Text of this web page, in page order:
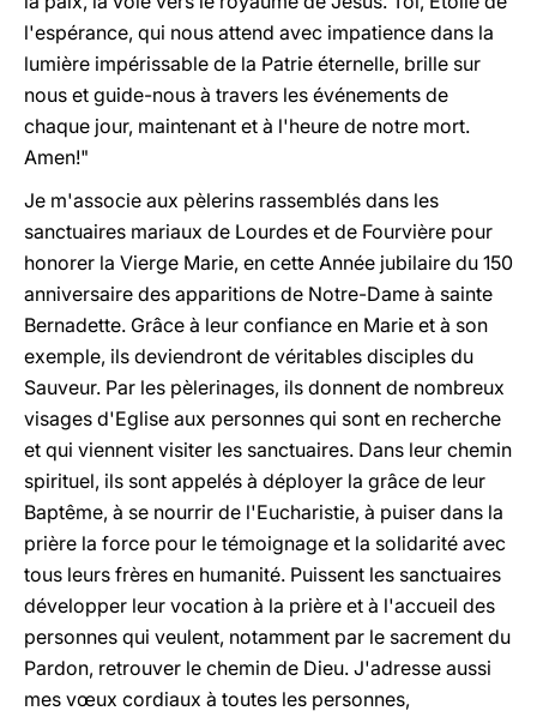
l'espérance, qui nous attend avec impatience dans la
lumière impérissable de la Patrie éternelle, brille sur
nous et guide-nous à travers les événements de
chaque jour, maintenant et à l'heure de notre mort.
Amen!"
Je m'associe aux pèlerins rassemblés dans les
sanctuaires mariaux de Lourdes et de Fourvière pour
honorer la Vierge Marie, en cette Année jubilaire du 150
anniversaire des apparitions de Notre-Dame à sainte
Bernadette. Grâce à leur confiance en Marie et à son
exemple, ils deviendront de véritables disciples du
Sauveur. Par les pèlerinages, ils donnent de nombreux
visages d'Eglise aux personnes qui sont en recherche
et qui viennent visiter les sanctuaires. Dans leur chemin
spirituel, ils sont appelés à déployer la grâce de leur
Baptême, à se nourrir de l'Eucharistie, à puiser dans la
prière la force pour le témoignage et la solidarité avec
tous leurs frères en humanité. Puissent les sanctuaires
développer leur vocation à la prière et à l'accueil des
personnes qui veulent, notamment par le sacrement du
Pardon, retrouver le chemin de Dieu. J'adresse aussi
mes vœux cordiaux à toutes les personnes,